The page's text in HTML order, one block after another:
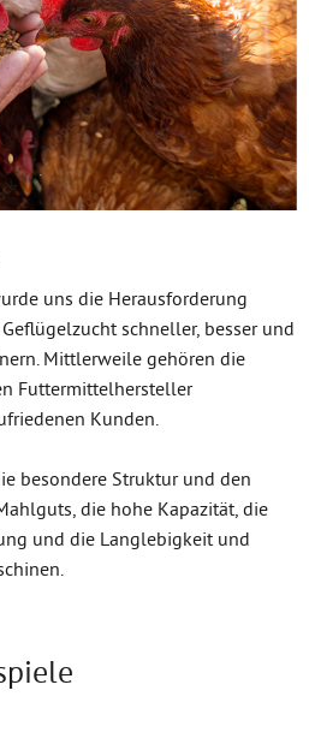
uns die Herausforderung
schneller, besser und
Mittlerweile gehören die
Futtermittelhersteller
Kunden.
besondere Struktur und den
die hohe Kapazität, die
und die Langlebigkeit und